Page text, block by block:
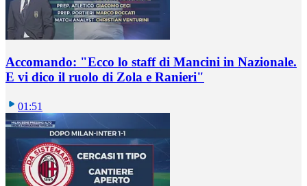
Accomando: "Ecco lo staff di Mancini in Nazionale.
E vi dico il ruolo di Zola e Ranieri"
01:51